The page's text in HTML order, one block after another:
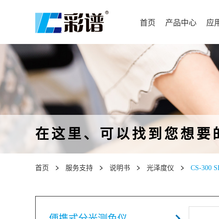
首页 产品中心 应
在这里、可以找到您想要
首页 服务支持 说明书 光泽度仪 CS-300